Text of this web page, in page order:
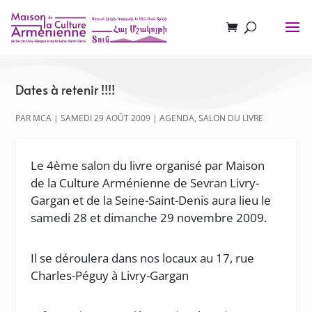
Dates à retenir !!!!
PAR MCA |SAMEDI 29 AOÛT 2009 |AGENDA,SALON DU LIVRE
Le 4ème salon du livre organisé par Maison
de la Culture Arménienne de Sevran Livry-
Gargan et de la Seine-Saint-Denis aura lieu le
samedi 28 et dimanche 29 novembre 2009.
Il se déroulera dans nos locaux au 17, rue
Charles-Péguy à Livry-Gargan